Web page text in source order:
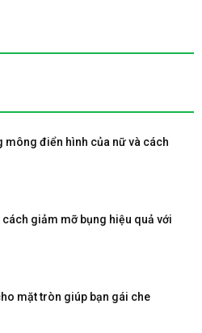
mông điển hình của nữ và cách
cách giảm mỡ bụng hiệu quả với
mặt tròn giúp bạn gái che